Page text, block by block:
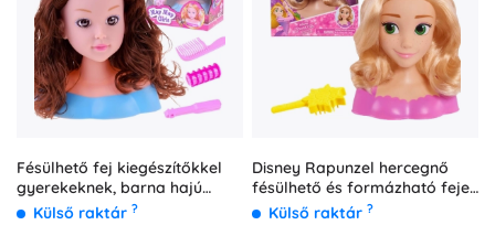
Fésülhető fej kiegészítőkkel
gyerekeknek, barna hajú
baba 20 cm
Külső raktár ?
Disney Rapunzel hercegnő
fésülhető és formázható feje
nap alakú kefével
Külső raktár ?